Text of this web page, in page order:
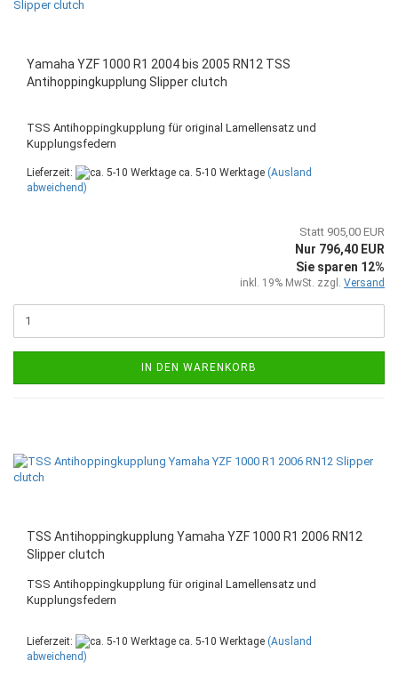
Yamaha YZF 1000 R1 2004 bis 2005 RN12 TSS
Antihoppingkupplung Slipper clutch
TSS Antihoppingkupplung für original Lamellensatz und
Kupplungsfedern
Lieferzeit: ca. 5-10 Werktage (Ausland
abweichend)
Statt 905,00 EUR
Nur 796,40 EUR
Sie sparen 12%
inkl. 19% MwSt. zzgl. Versand
IN DEN WARENKORB
TSS Antihoppingkupplung Yamaha YZF 1000 R1 2006 RN12
Slipper clutch
TSS Antihoppingkupplung für original Lamellensatz und
Kupplungsfedern
Lieferzeit: ca. 5-10 Werktage (Ausland
abweichend)